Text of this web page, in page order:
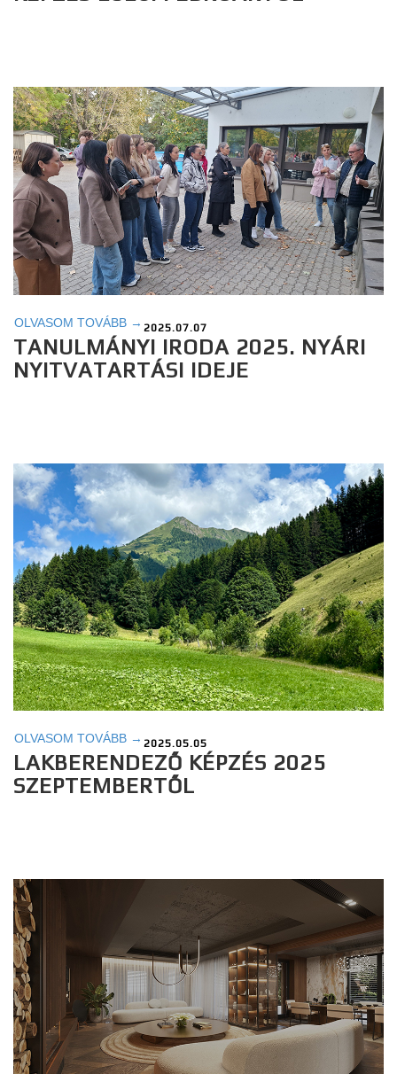
OLVASOM TOVÁBB → 2025.07.07
TANULMÁNYI IRODA 2025. NYÁRI
NYITVATARTÁSI IDEJE
OLVASOM TOVÁBB → 2025.05.05
LAKBERENDEZŐ KÉPZÉS 2025
SZEPTEMBERTŐL